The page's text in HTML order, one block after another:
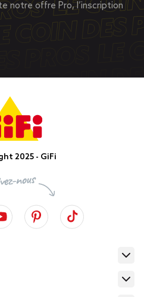
notre offre Pro, l’inscription
2025 - GiFi